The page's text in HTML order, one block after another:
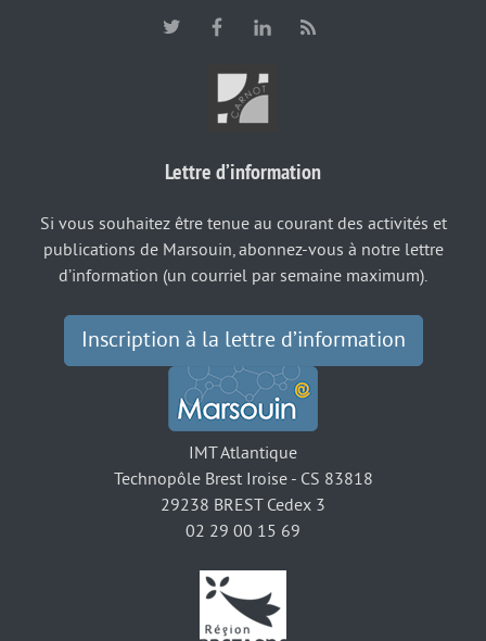
Lettre d’information
Si vous souhaitez être tenue au courant des activités et
publications de Marsouin, abonnez-vous à notre lettre
d’information (un courriel par semaine maximum).
Inscription à la lettre d’information
IMT Atlantique
Technopôle Brest Iroise - CS 83818
29238 BREST Cedex 3
02 29 00 15 69